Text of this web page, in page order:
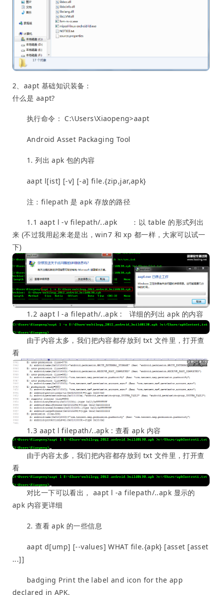
2、aapt 基础知识装备：
什么是 aapt?
执行命令： C:\Users\Xiaopeng>aapt
Android Asset Packaging Tool
1. 列出 apk 包的内容
aapt l[ist] [-v] [-a] file.{zip,jar,apk}
注：filepath 是 apk 存放的路径
1.1 aapt l -v filepath/..apk ：以 table 的形式列出
来 (不过我用起来老是出，win7 和 xp 都一样，大家可以试一
下)
1.2 aapt l -a filepath/..apk : 详细的列出 apk 的内容
由于内容太多，我们把内容都存放到 txt 文件里，打开查
看
1.3 aapt l filepath/..apk : 查看 apk 内容
由于内容太多，我们把内容都存放到 txt 文件里，打开查
看
对比一下可以看出， aapt l -a filepath/..apk 显示的
apk 内容更详细
2. 查看 apk 的一些信息
aapt d[ump] [--values] WHAT file.{apk} [asset [asset
...]]
badging Print the label and icon for the app
declared in APK.